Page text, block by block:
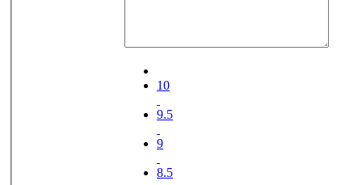
10
9.5
9
8.5